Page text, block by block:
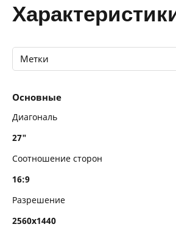
Метки
Технические характеристики
Конструктивные характеристики
Размеры и вес
Основные
Диагональ
27"
Соотношение сторон
16:9
Разрешение
2560x1440